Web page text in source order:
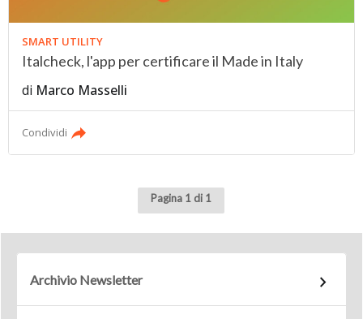
SMART UTILITY
Italcheck, l'app per certificare il Made in Italy
di Marco Masselli
Condividi
Pagina 1 di 1
Archivio Newsletter